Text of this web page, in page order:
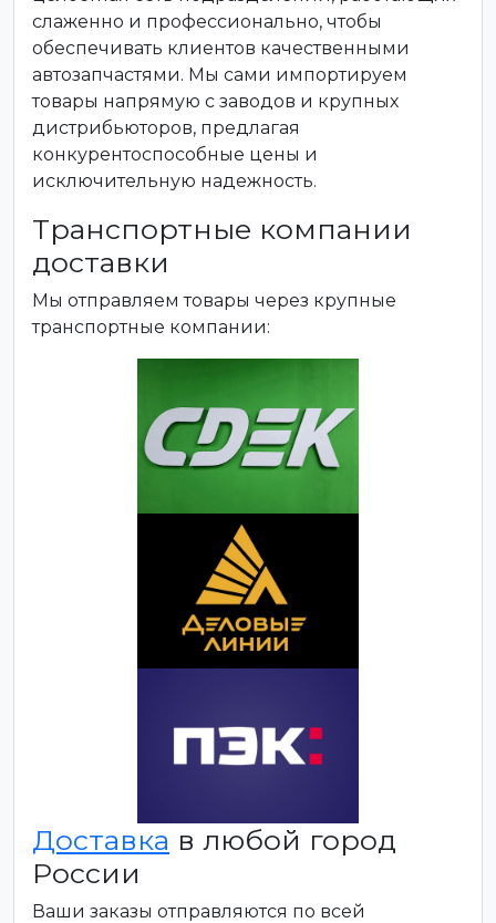
слаженно и профессионально, чтобы
обеспечивать клиентов качественными
автозапчастями. Мы сами импортируем
товары напрямую с заводов и крупных
дистрибьюторов, предлагая
конкурентоспособные цены и
исключительную надежность.
Транспортные компании
доставки
Мы отправляем товары через крупные
транспортные компании:
Доставка в любой город
России
Ваши заказы отправляются по всей